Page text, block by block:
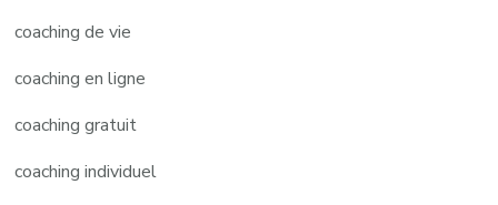
coaching de vie
coaching en ligne
coaching gratuit
coaching individuel